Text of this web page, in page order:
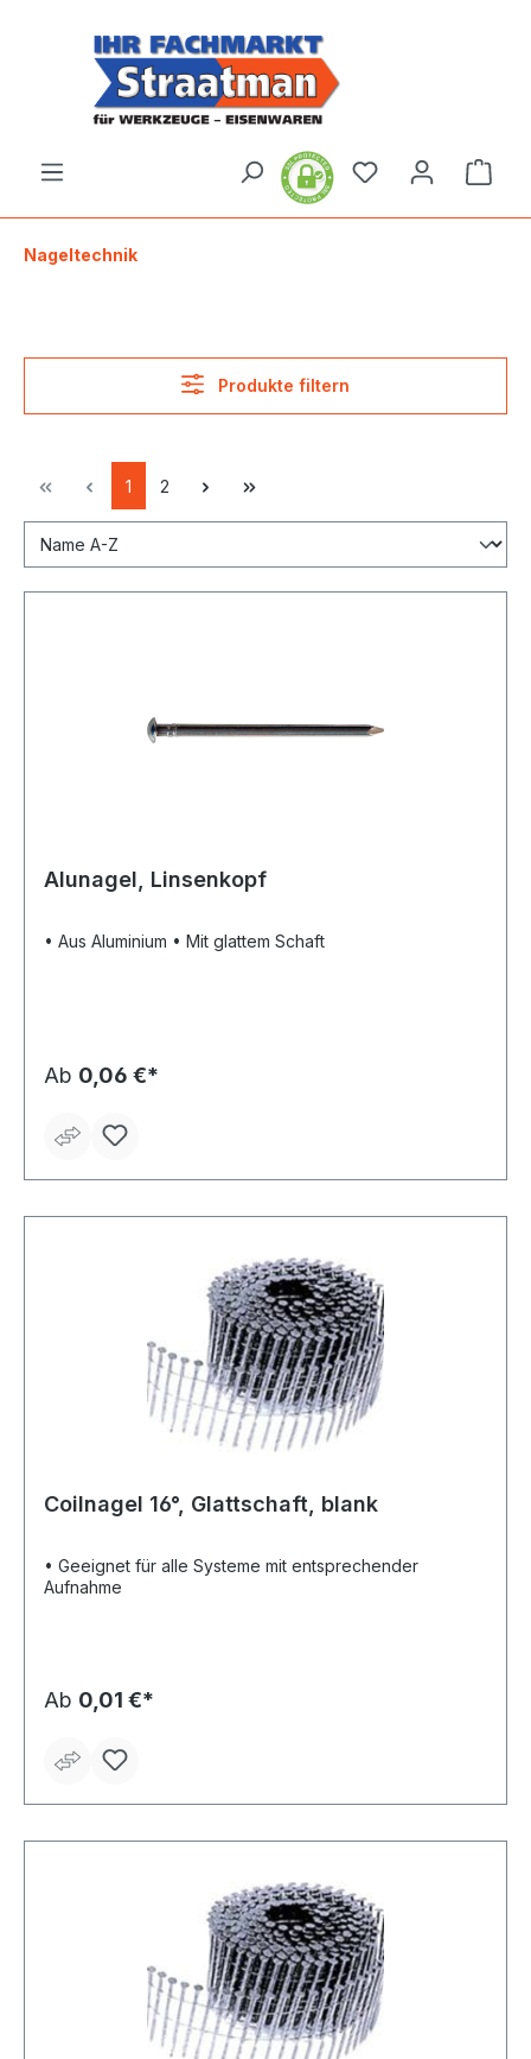
Nageltechnik
Produkte filtern
1 2
Alunagel, Linsenkopf
• Aus Aluminium • Mit glattem Schaft
Ab 0,06 €*
Coilnagel 16°, Glattschaft, blank
• Geeignet für alle Systeme mit entsprechender
Aufnahme
Ab 0,01 €*